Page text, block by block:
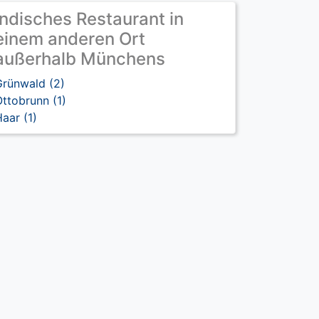
Restaurant in
anderen Ort
Münchens
(2)
(1)
(1)